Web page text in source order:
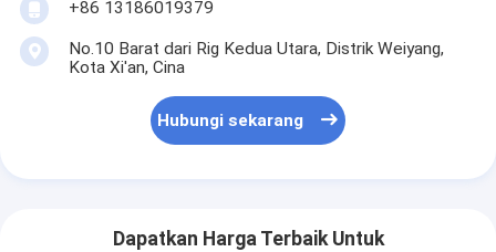
+86 13186019379
No.10 Barat dari Rig Kedua Utara, Distrik Weiyang,
Kota Xi'an, Cina
Hubungi sekarang
Dapatkan Harga Terbaik Untuk